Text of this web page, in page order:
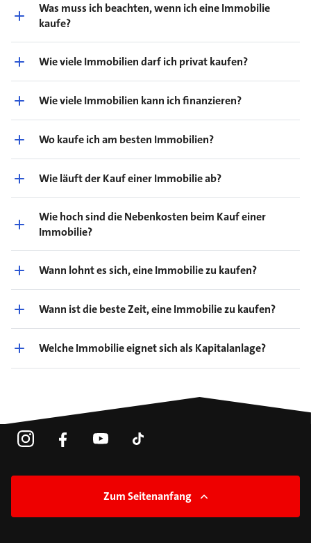
Was muss ich beachten, wenn ich eine Immobilie
kaufe?
Wie viele Immobilien darf ich privat kaufen?
Wie viele Immobilien kann ich finanzieren?
Wo kaufe ich am besten Immobilien?
Wie läuft der Kauf einer Immobilie ab?
Wie hoch sind die Nebenkosten beim Kauf einer
Immobilie?
Wann lohnt es sich, eine Immobilie zu kaufen?
Wann ist die beste Zeit, eine Immobilie zu kaufen?
Welche Immobilie eignet sich als Kapitalanlage?
Zum Seitenanfang